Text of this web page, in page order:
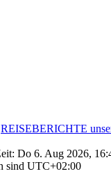
REISEBERICHTE
Do 6. Aug 2026,
sind UTC+02:00